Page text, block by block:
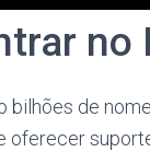
no
bilhões de
oferecer